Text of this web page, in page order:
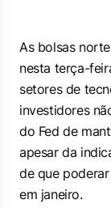
As bolsas
nesta terça-
setores de
investidores
do Fed de
apesar da
de que
em janeiro.